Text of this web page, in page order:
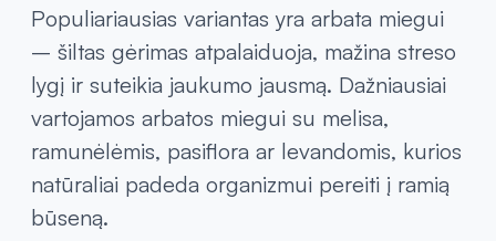
Populiariausias variantas yra arbata miegui
– šiltas gėrimas atpalaiduoja, mažina streso
lygį ir suteikia jaukumo jausmą. Dažniausiai
vartojamos arbatos miegui su melisa,
ramunėlėmis, pasiflora ar levandomis, kurios
natūraliai padeda organizmui pereiti į ramią
būseną.